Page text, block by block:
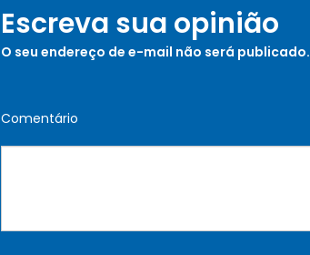
Escreva sua opinião
O seu endereço de e-mail não será publicado.
Comentário